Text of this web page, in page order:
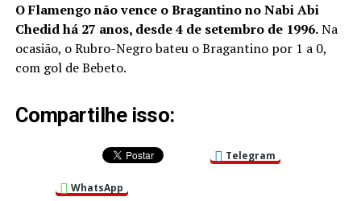
O Flamengo não vence o Bragantino no Nabi Abi
Chedid há 27 anos, desde 4 de setembro de 1996.Na
ocasião, o Rubro-Negro bateu o Bragantino por 1 a 0,
com gol de Bebeto.
Compartilhe isso:
Telegram
WhatsApp